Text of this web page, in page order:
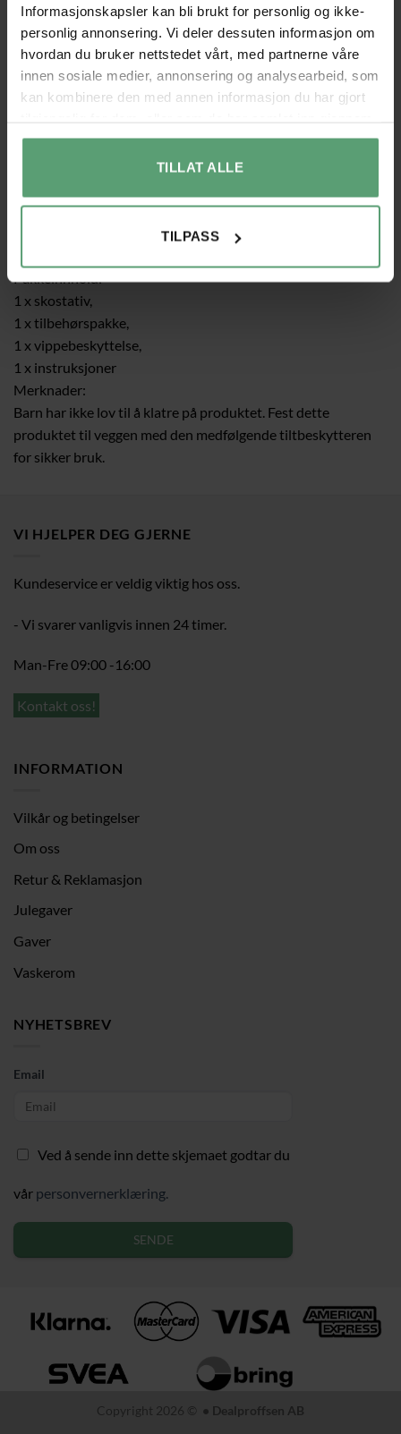
Informasjonskapsler kan bli brukt for personlig og ikke-
personlig annonsering. Vi deler dessuten informasjon om
hvordan du bruker nettstedet vårt, med partnerne våre
innen sosiale medier, annonsering og analysearbeid, som
kan kombinere den med annen informasjon du har gjort
din bruk av tjenestene deres.
TILLAT ALLE
TILPASS
– Ingen komplisert montering – en enkel struktur med
merkede deler og tydelige instruksjoner. Dette skostativet
settes opp på et blunk. Hold styr på alle skoene dine.
– Stålrammen og de justerbare føttene holder skostativet
balansert og beskytter gulvet mot riper.
Farge: Vintage brun / svart
Materiale: Sponplate, stål
Vekt: 11,2 kg. Maks.
Overflatebelastning: 10 kg.
Pakkeinnhold:
1 x skostativ,
1 x tilbehørspakke,
1 x vippebeskyttelse,
1 x instruksjoner
Merknader:
Barn har ikke lov til å klatre på produktet. Fest dette
produktet til veggen med den medfølgende tiltbeskytteren
for sikker bruk.
VI HJELPER DEG GJERNE
Kundeservice er veldig viktig hos oss.
- Vi svarer vanligvis innen 24 timer.
Man-Fre 09:00 -16:00
Kontakt oss!
INFORMATION
Vilkår og betingelser
Om oss
Retur & Reklamasjon
Julegaver
Gaver
Vaskerom
NYHETSBREV
Email
Ved å sende inn dette skjemaet godtar du
vår personvernerklæring.
SENDE
Copyright 2026 © • Dealproffsen AB